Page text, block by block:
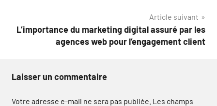
Article suivant
L’importance du marketing digital assuré par les
agences web pour l’engagement client
Laisser un commentaire
Votre adresse e-mail ne sera pas publiée. Les champs